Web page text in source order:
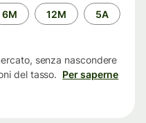
6M 12M 5A
senza nascondere
del tasso. Per saperne